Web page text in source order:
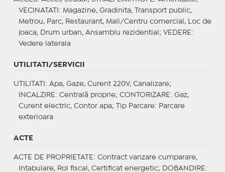
VECINATATI : Magazine, Gradinita, Transport public,
Metrou, Parc, Restaurant, Mall/Centru comercial, Loc de
joaca, Drum urban, Ansamblu rezidential; VEDERE :
Vedere laterala
UTILITATI/SERVICII
UTILITATI : Apa, Gaze, Curent 220V, Canalizare;
INCALZIRE : Centrală proprie; CONTORIZARE : Gaz,
Curent electric, Contor apa;
Tip Parcare: Parcare
exterioara
ACTE
ACTE DE PROPRIETATE : Contract vanzare cumparare,
Intabulare, Rol fiscal, Certificat energetic;
DOBANDIRE :